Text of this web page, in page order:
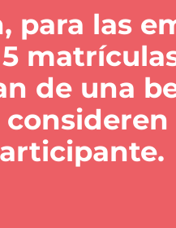
para las
de una